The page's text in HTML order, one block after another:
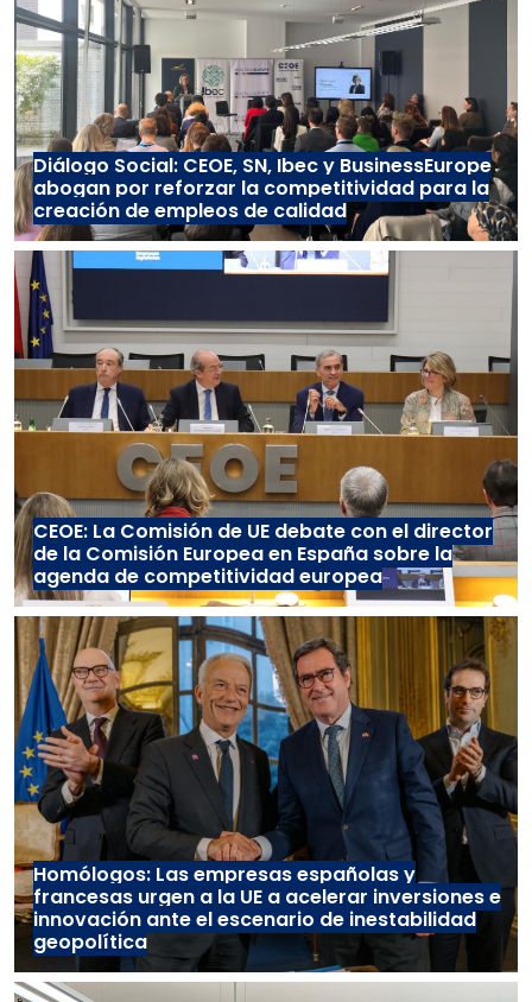
Diálogo Social: CEOE, SN, Ibec y BusinessEurope
abogan por reforzar la competitividad para la
creación de empleos de calidad
CEOE: La Comisión de UE debate con el director
de la Comisión Europea en España sobre la
agenda de competitividad europea
Homólogos: Las empresas españolas y
francesas urgen a la UE a acelerar inversiones e
innovación ante el escenario de inestabilidad
geopolítica